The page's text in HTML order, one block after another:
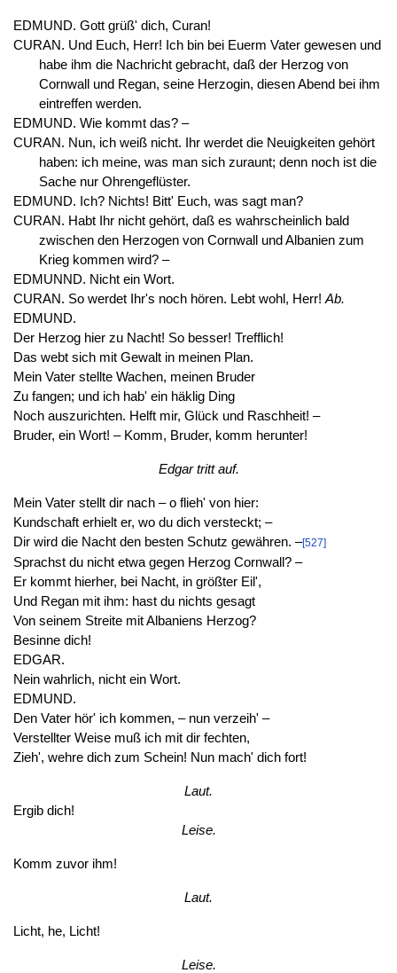
EDMUND. Gott grüß' dich, Curan!
CURAN. Und Euch, Herr! Ich bin bei Euerm Vater gewesen und
habe ihm die Nachricht gebracht, daß der Herzog von
Cornwall und Regan, seine Herzogin, diesen Abend bei ihm
eintreffen werden.
EDMUND. Wie kommt das? –
CURAN. Nun, ich weiß nicht. Ihr werdet die Neuigkeiten gehört
haben: ich meine, was man sich zuraunt; denn noch ist die
Sache nur Ohrengeflüster.
EDMUND. Ich? Nichts! Bitt' Euch, was sagt man?
CURAN. Habt Ihr nicht gehört, daß es wahrscheinlich bald
zwischen den Herzogen von Cornwall und Albanien zum
Krieg kommen wird? –
EDMUNND. Nicht ein Wort.
CURAN. So werdet Ihr's noch hören. Lebt wohl, Herr! Ab.
EDMUND.
Der Herzog hier zu Nacht! So besser! Trefflich!
Das webt sich mit Gewalt in meinen Plan.
Mein Vater stellte Wachen, meinen Bruder
Zu fangen; und ich hab' ein häklig Ding
Noch auszurichten. Helft mir, Glück und Raschheit! –
Bruder, ein Wort! – Komm, Bruder, komm herunter!
Edgar tritt auf.
Mein Vater stellt dir nach – o flieh' von hier:
Kundschaft erhielt er, wo du dich versteckt; –
Dir wird die Nacht den besten Schutz gewähren. –[527]
Sprachst du nicht etwa gegen Herzog Cornwall? –
Er kommt hierher, bei Nacht, in größter Eil',
Und Regan mit ihm: hast du nichts gesagt
Von seinem Streite mit Albaniens Herzog?
Besinne dich!
EDGAR.
Nein wahrlich, nicht ein Wort.
EDMUND.
Den Vater hör' ich kommen, – nun verzeih' –
Verstellter Weise muß ich mit dir fechten,
Zieh', wehre dich zum Schein! Nun mach' dich fort!
Laut.
Ergib dich!
Leise.
Komm zuvor ihm!
Laut.
Licht, he, Licht!
Leise.